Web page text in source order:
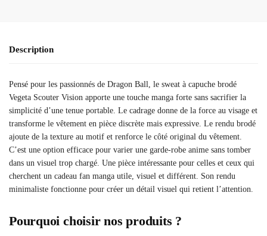
Description
Pensé pour les passionnés de Dragon Ball, le sweat à capuche brodé
Vegeta Scouter Vision apporte une touche manga forte sans sacrifier la
simplicité d’une tenue portable. Le cadrage donne de la force au visage et
transforme le vêtement en pièce discrète mais expressive. Le rendu brodé
ajoute de la texture au motif et renforce le côté original du vêtement.
C’est une option efficace pour varier une garde-robe anime sans tomber
dans un visuel trop chargé. Une pièce intéressante pour celles et ceux qui
cherchent un cadeau fan manga utile, visuel et différent. Son rendu
minimaliste fonctionne pour créer un détail visuel qui retient l’attention.
Pourquoi choisir nos produits ?